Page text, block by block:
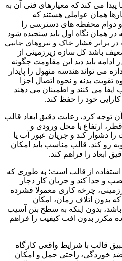
پیدا می کند که معیارهای فنی آن به
همان عواملی هستند که
دوام محفظه های دسترسی را
در همان نگاه اول باید سنجیده شود
برابر فشار خاک و نیروهای جانبی
باشد کل سازه زیرزمینی از
ادامه باید دید این مقاومت چگونه
می تواند هندسه منهول را پایدار
تقویت بدنه و نحوه اتصال اجزا
می کنند و اطمینان می دهند
خود را حفظ کند.
توجه کرد، رعایت دقیق ابعاد قالب
ارتفاع یا محل ورودی و
دشوار کند و جریان عبور آب یا
رو کند. قالب مناسب باید امکان
ابعاد را فراهم کند.
استفاده از قالب است؛ به طوری که
نصب و جدا کند و جریان کار دچار
چرخه کاری معمولا فشرده
بدون اتلاف زمان، امکان
بدون اینکه به سطح بتن آسیب
مکرر بدون افت کیفیت را فراهم
قالب با شرایط واقعی کارگاه
خوردگی، راحتی حمل و امکان